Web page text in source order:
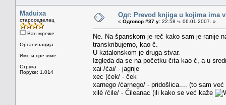
Maduixa
староседелац
Ван мреже
Организација:
Име и презиме:
Струка:
Поруке: 1.014
Одг: Prevod knjiga u kojima ima
« Одговор #37 у: 22.58 ч. 06.01.2007. »
Ne. Na španskom je reč kako sam je ranije
transkribujemo, kao č.
U katalonskom je druga stvar.
Izgleda da se na početku čita kao ć, a u
xai /ćai/ - jagnje
xec (ćek/ - ček
xarnego /ćarnego/ - pridošlica.... (to sam već
xilè /ćile/ - Čileanac (ili kako se već kaže